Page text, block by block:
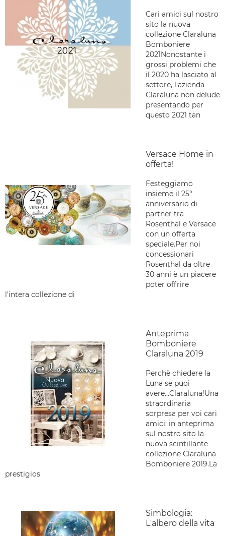
Cari amici sul nostro
sito la nuova
collezione Claraluna
Bomboniere
2021Nonostante i
grossi problemi che
il 2020 ha lasciato al
settore, l'azienda
Claraluna non delude
presentando per
questo 2021 tan
Versace Home in
offerta!
Festeggiamo
insieme il 25°
anniversario di
partner tra
Rosenthal e Versace
con un offerta
speciale.Per noi
concessionari
Rosenthal da oltre
30 anni è un piacere
poter offrire
l'intera collezione di
Anteprima
Bomboniere
Claraluna 2019
Perchè chiedere la
Luna se puoi
avere...Claraluna!Una
straordinaria
sorpresa per voi cari
amici: in anteprima
sul nostro sito la
nuova scintillante
collezione Claraluna
Bomboniere 2019.La
prestigios
Simbologia:
L'albero della vita